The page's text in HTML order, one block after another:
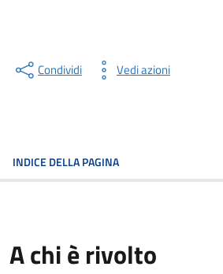
Condividi Vedi azioni
INDICE DELLA PAGINA
A chi è rivolto